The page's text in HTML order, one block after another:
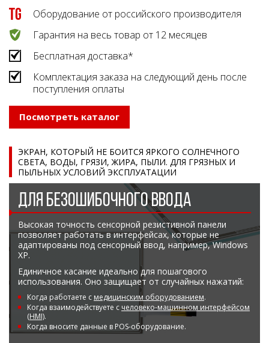
Оборудование от российского производителя
Гарантия на весь товар от 12 месяцев
Бесплатная доставка*
Комплектация заказа на следующий день после
поступления оплаты
Посмотреть каталог
ЭКРАН, КОТОРЫЙ НЕ БОИТСЯ ЯРКОГО СОЛНЕЧНОГО
СВЕТА, ВОДЫ, ГРЯЗИ, ЖИРА, ПЫЛИ. ДЛЯ ГРЯЗНЫХ И
ПЫЛЬНЫХ УСЛОВИЙ ЭКСПЛУАТАЦИИ
ДЛЯ БЕЗОШИБОЧНОГО ВВОДА
Высокая точность сенсорной резистивной панели
позволяет работать в интерфейсах, которые не
адаптированы под сенсорный ввод, например, Windows
XP.
Единичное касание идеально для пошагового
использования. Оно защищает от случайных нажатий:
Когда работаете с медицинским оборудованием.
Когда взаимодействуете с человеко-машинном интерфейсом
(HMI).
Когда вносите данные в POS-оборудование.